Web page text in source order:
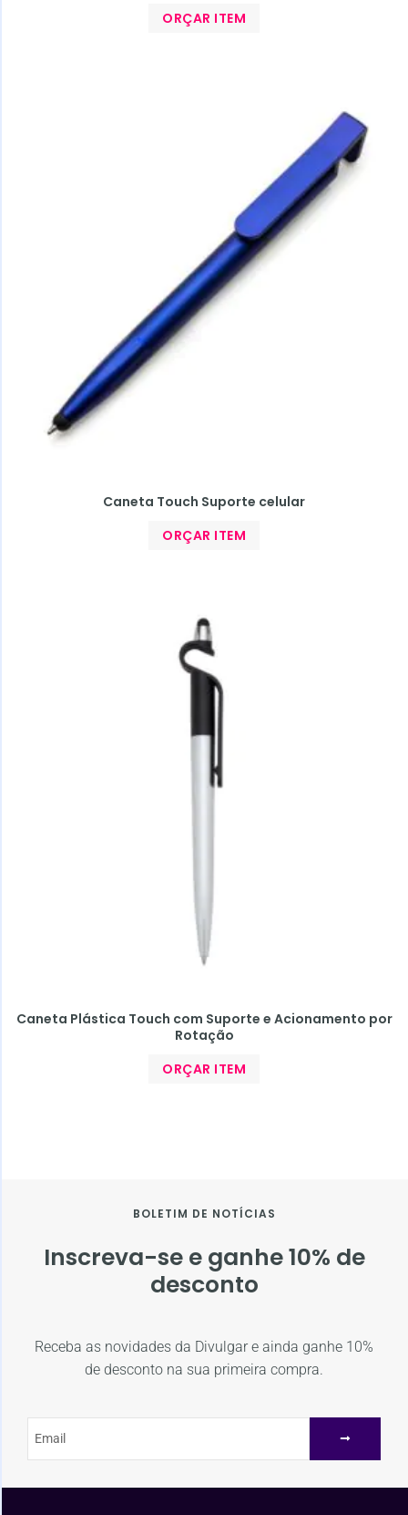
ORÇAR ITEM
Caneta Touch Suporte celular
ORÇAR ITEM
Caneta Plástica Touch com Suporte e Acionamento por
Rotação
ORÇAR ITEM
BOLETIM DE NOTÍCIAS
Inscreva-se e ganhe 10% de
desconto
Receba as novidades da Divulgar e ainda ganhe 10%
de desconto na sua primeira compra.